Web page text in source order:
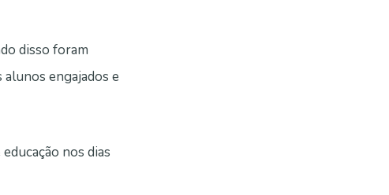
disso foram
engajados e
nos dias